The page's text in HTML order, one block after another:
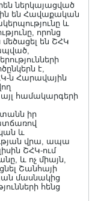
ներկայացված
են Հավաքական
և
որոնց
մեծացել են ՇՀԿ
է,
ն Հարավային
համակարգերի
իր
և
վրա, ապա
ՇՀԿ-ում
և ոչ միայն,
Շանհայի
մասնակից
հենց